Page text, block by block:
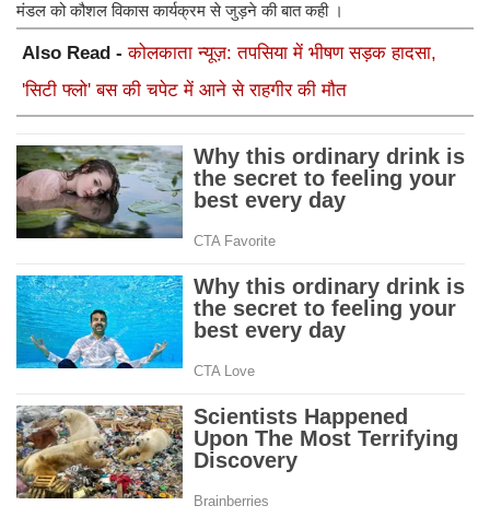
मंडल को कौशल विकास कार्यक्रम से जुड़ने की बात कही ।
Also Read -कोलकाता न्यूज़: तपसिया में भीषण सड़क हादसा,
'सिटी फ्लो' बस की चपेट में आने से राहगीर की मौत